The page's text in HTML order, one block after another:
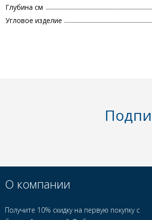
Глубина см
Угловое изделие
О компании
Получите 10% скидку на первую покупку с